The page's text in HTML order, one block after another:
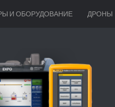
И ОБОРУДОВАНИЕ ДРОНЫ